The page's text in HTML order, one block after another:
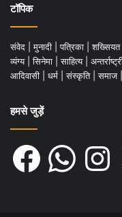
बहरहाल इस
ओर दिलचस्प ढंग से
एक बड़ा मोल यह
टॉपिक
संवेद मुनादी पत्रिका शख्सियत
व्यंग्य
सिनेमा साहित्य
आदिवासी
धर्म संस्कृति समाज
हमसे जुड़ें
Facebook WhatsAppInstagram